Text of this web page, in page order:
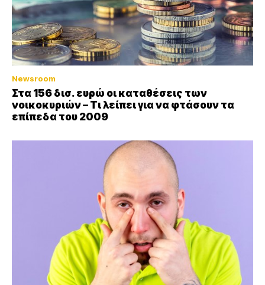
Newsroom
Στα 156 δισ. ευρώ οι καταθέσεις των
νοικοκυριών – Τι λείπει για να φτάσουν τα
επίπεδα του 2009